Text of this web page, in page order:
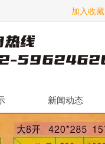
加入收藏
新闻动态